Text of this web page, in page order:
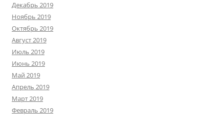
Декабрь 2019
Ноябрь 2019
Октябрь 2019
Август 2019
Июль 2019
Июнь 2019
Май 2019
Апрель 2019
Март 2019
Февраль 2019